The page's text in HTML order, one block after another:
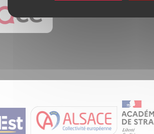
contact@eltern-